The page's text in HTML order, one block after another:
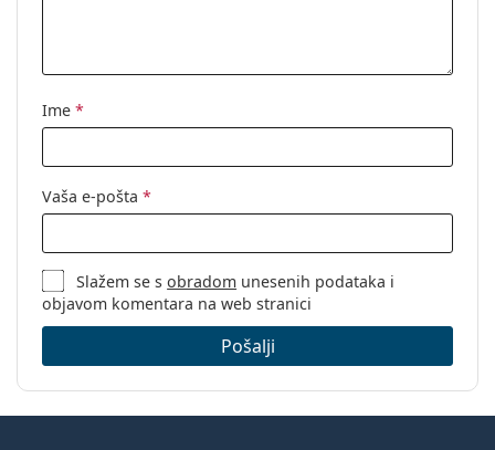
Ime *
Vaša e-pošta *
Slažem se sobradom unesenih podataka i
objavom komentara na web stranici
Pošalji